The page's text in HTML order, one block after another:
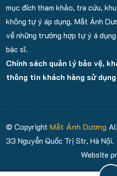
mục đích tham khảo, tra cứu,
không tự ý áp dụng. Mắt Ánh
về những trường hợp tự ý á
bác sĩ.
Chính sách quản lý bảo vệ,
thông tin khách hàng sử
© Copyright Mắt Ánh Dương
33 Nguyễn Quốc Trị Str, Hà Nội.
Website